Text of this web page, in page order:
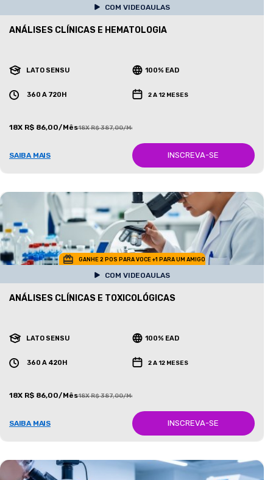
COM VIDEOAULAS
ANÁLISES CLÍNICAS E HEMATOLOGIA
LATO SENSU 100% EAD
360 A 720H 2 A 12 MESES
18X R$ 86,00/Mês18X R$ 387,00/Mês
SAIBA MAIS INSCREVA-SE
GANHE 2 POS PARA VOCE +1 PARA UM AMIGO
COM VIDEOAULAS
ANÁLISES CLÍNICAS E TOXICOLÓGICAS
LATO SENSU 100% EAD
360 A 420H 2 A 12 MESES
18X R$ 86,00/Mês18X R$ 387,00/Mês
SAIBA MAIS INSCREVA-SE